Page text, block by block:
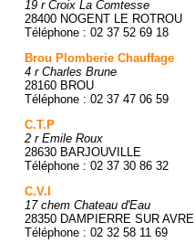
19 r Croix La Comtesse
28400 NOGENT LE ROTROU
Téléphone : 02 37 52 69 18
Brou Plomberie Chauffage
4 r Charles Brune
28160 BROU
Téléphone : 02 37 47 06 59
C.T.P
2 r Emile Roux
28630 BARJOUVILLE
Téléphone : 02 37 30 86 32
C.V.I
17 chem Chateau d'Eau
28350 DAMPIERRE SUR AVRE
Téléphone : 02 32 58 11 69